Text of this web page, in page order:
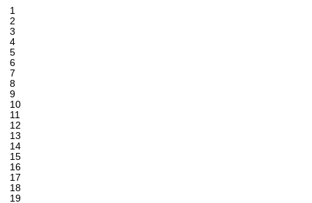
1
2
3
4
5
6
7
8
9
10
11
12
13
14
15
16
17
18
19